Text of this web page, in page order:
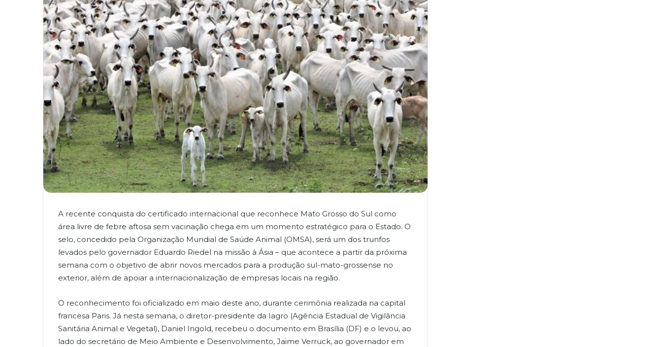
A recente conquista do certificado internacional que reconhece Mato Grosso do Sul como
área livre de febre aftosa sem vacinação chega em um momento estratégico para o Estado. O
selo, concedido pela Organização Mundial de Saúde Animal (OMSA), será um dos trunfos
levados pelo governador Eduardo Riedel na missão à Ásia – que acontece a partir da próxima
semana com o objetivo de abrir novos mercados para a produção sul-mato-grossense no
exterior, além de apoiar a internacionalização de empresas locais na região.
O reconhecimento foi oficializado em maio deste ano, durante cerimônia realizada na capital
francesa Paris. Já nesta semana, o diretor-presidente da Iagro (Agência Estadual de Vigilância
Sanitária Animal e Vegetal), Daniel Ingold, recebeu o documento em Brasília (DF) e o levou, ao
lado do secretário de Meio Ambiente e Desenvolvimento, Jaime Verruck, ao governador em